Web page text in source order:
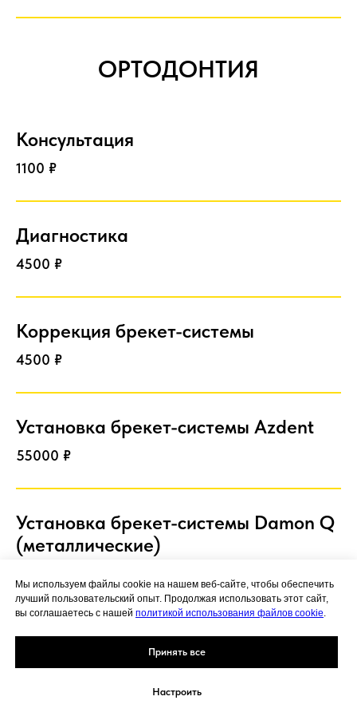
Мы используем файлы cookie на нашем веб-сайте, чтобы обеспечить
лучший пользовательский опыт. Продолжая использовать этот сайт,
вы соглашаетесь с нашей политикой использования файлов cookie.
Принять все
Настроить
ОРТОДОНТИЯ
Консультация
1100 ₽
Диагностика
4500 ₽
Коррекция брекет-системы
4500 ₽
Установка брекет-системы Azdent
55000 ₽
Установка брекет-системы Damon Q
(металлические)
Установка брекет-системы Damon
Clear (керамические)